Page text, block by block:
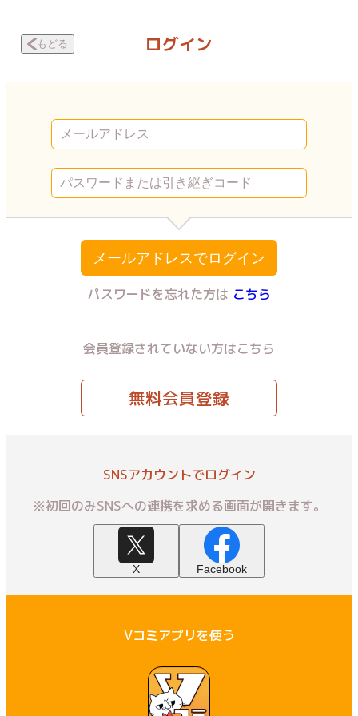
もどる ログイン
メールアドレスでログイン
パスワードを忘れた方は こちら
会員登録されていない方はこちら
無料会員登録
SNSアカウントでログイン
※初回のみSNSへの連携を求める画面が開きます。
X Facebook
Vコミアプリを使う